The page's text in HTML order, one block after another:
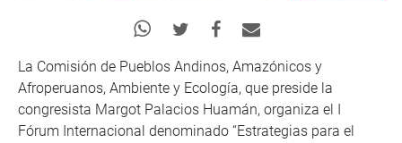
La Comisión de Pueblos Andinos, Amazónicos y
Afroperuanos, Ambiente y Ecología, que preside la
congresista Margot Palacios Huamán, organiza el I
Fórum Internacional denominado “Estrategias para el